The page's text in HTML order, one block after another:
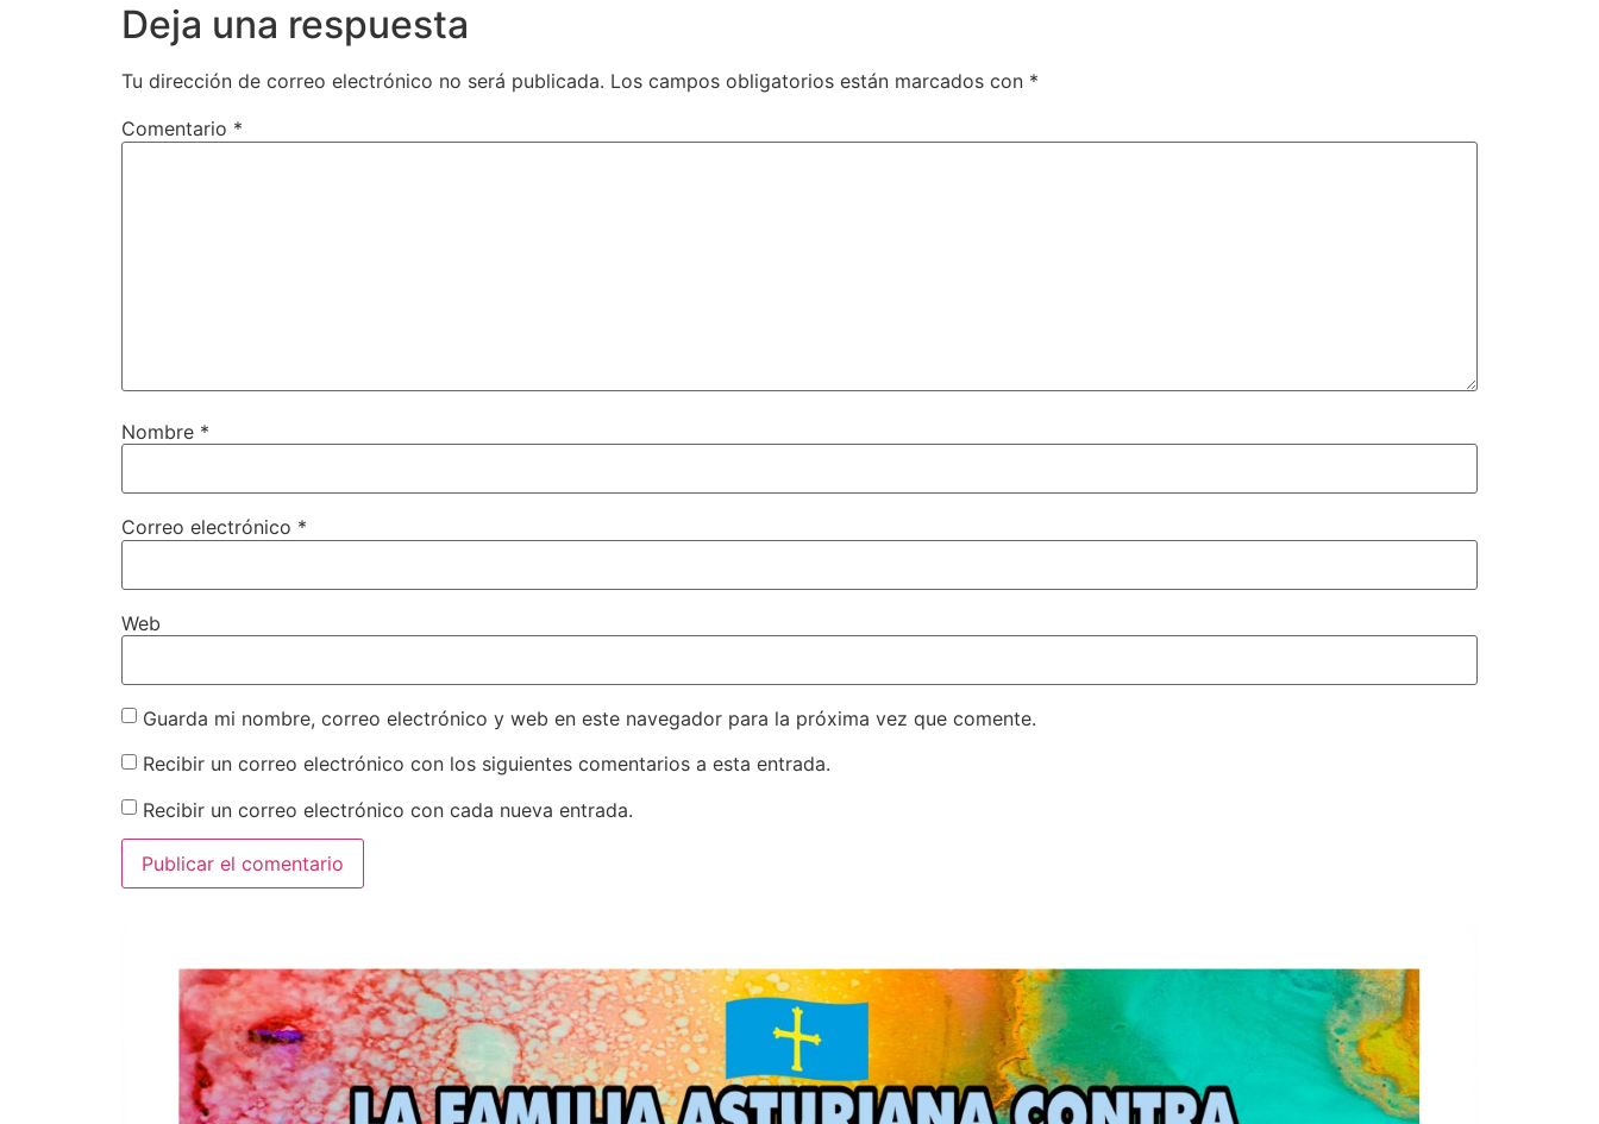
Deja una respuesta
Tu dirección de correo electrónico no será publicada. Los campos obligatorios están marcados con *
Comentario *
Nombre *
Correo electrónico *
Web
Guarda mi nombre, correo electrónico y web en este navegador para la próxima vez que comente.
Recibir un correo electrónico con los siguientes comentarios a esta entrada.
Recibir un correo electrónico con cada nueva entrada.